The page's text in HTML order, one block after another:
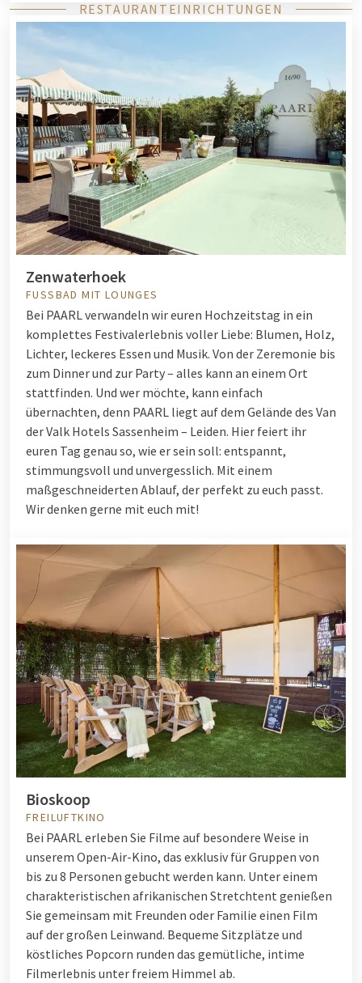
RESTAURANTEINRICHTUNGEN
Zenwaterhoek
FUSSBAD MIT LOUNGES
Bei PAARL verwandeln wir euren Hochzeitstag in ein
komplettes Festivalerlebnis voller Liebe: Blumen, Holz,
Lichter, leckeres Essen und Musik. Von der Zeremonie bis
zum Dinner und zur Party – alles kann an einem Ort
stattfinden. Und wer möchte, kann einfach
übernachten, denn PAARL liegt auf dem Gelände des Van
der Valk Hotels Sassenheim – Leiden. Hier feiert ihr
euren Tag genau so, wie er sein soll: entspannt,
stimmungsvoll und unvergesslich. Mit einem
maßgeschneiderten Ablauf, der perfekt zu euch passt.
Wir denken gerne mit euch mit!
Bioskoop
FREILUFTKINO
Bei PAARL erleben Sie Filme auf besondere Weise in
unserem Open-Air-Kino, das exklusiv für Gruppen von
bis zu 8 Personen gebucht werden kann. Unter einem
charakteristischen afrikanischen Stretchtent genießen
Sie gemeinsam mit Freunden oder Familie einen Film
auf der großen Leinwand. Bequeme Sitzplätze und
köstliches Popcorn runden das gemütliche, intime
Filmerlebnis unter freiem Himmel ab.